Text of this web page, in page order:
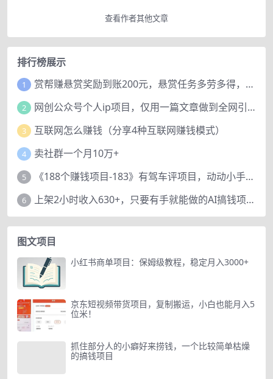
查看作者其他文章
排行榜展示
1 赏帮赚悬赏奖励到账200元，悬赏任务多劳多得，人人可做。
2 网创公众号个人ip项目，仅用一篇文章做到全网引流！
3 互联网怎么赚钱（分享4种互联网赚钱模式）
4 卖社群一个月10万+
5 《188个赚钱项目-183》有驾车评项目，动动小手，复制粘贴赚44元！
6 上架2小时收入630+，只要有手就能做的AI搞钱项目，奶奶看完都能学会!
图文项目
小红书商单项目：保姆级教程，稳定月入3000+
京东短视频带货项目，复制搬运，小白也能月入5
位米！
抓住部分人的小癖好来捞钱，一个比较简单枯燥
的搞钱项目